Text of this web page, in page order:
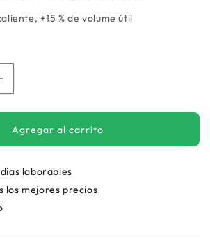
+15 % de volume útil
Tesy
Eléctrico
Agregar al carrito
laborables
los mejores precios